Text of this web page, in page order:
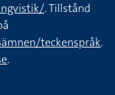
. Tillstånd
teckenspråk.
.